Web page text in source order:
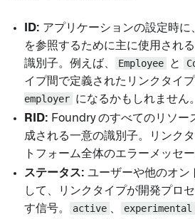
ID: アプリケーションの設定時に
を参照するために主に使用され
識別子。例えば、
Employee と
イプ間で定義されたリンクタイ
employer になるかもしれません。
RID: Foundry のすべてのリソー
成される一意の識別子。リンク
トフォーム全体のエラーメッセ
ステータス: ユーザーや他のオン
して、リンクタイプが開発プロ
す信号。
active experimental